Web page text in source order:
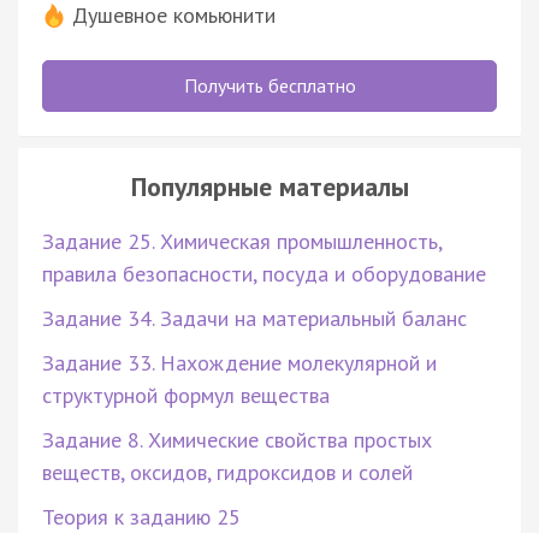
Душевное комьюнити
Получить бесплатно
Популярные материалы
Задание 25. Химическая промышленность,
правила безопасности, посуда и оборудование
Задание 34. Задачи на материальный баланс
Задание 33. Нахождение молекулярной и
структурной формул вещества
Задание 8. Химические свойства простых
веществ, оксидов, гидроксидов и солей
Теория к заданию 25